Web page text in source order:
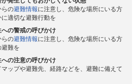
らの避難情報に注意し、危険な場所にいる方
適切な避難行動を
への警戒の呼びかけ
らの避難情報に注意し、危険な場所にいる方
難を
への注意の呼びかけ
ップや避難先、経路などを、避難に備えて